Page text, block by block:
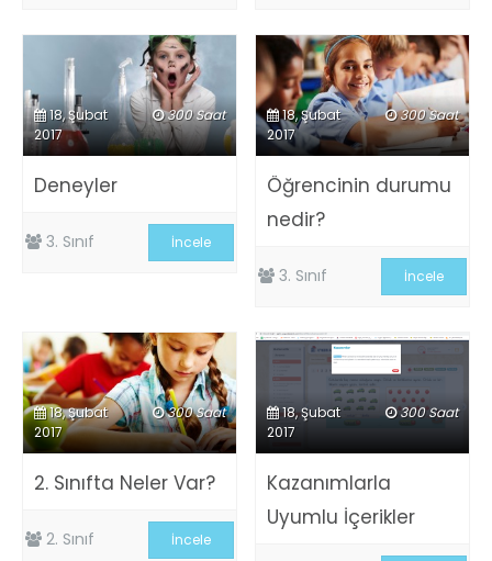
300 Saat
18, Şubat
2017
Deneyler
3. Sınıf İncele
300 Saat
18, Şubat
2017
Öğrencinin durumu
nedir?
3. Sınıf İncele
300 Saat
18, Şubat
2017
2. Sınıfta Neler Var?
2. Sınıf İncele
300 Saat
18, Şubat
2017
Kazanımlarla
Uyumlu İçerikler